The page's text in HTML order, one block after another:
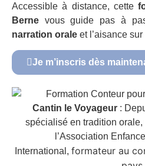
Accessible à distance, cette
Berne vous guide pas à
narration orale et l’aisance
Je m’inscris dès
Cantin le Voyageur :
spécialisé en tradition
l’Association
International, formateur au